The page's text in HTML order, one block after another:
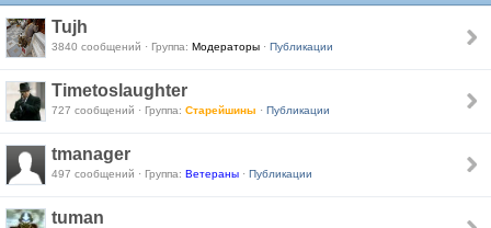
Tujh
3840 сообщений · Группа: Модераторы · Публикации
Timetoslaughter
727 сообщений · Группа: Старейшины · Публикации
tmanager
497 сообщений · Группа: Ветераны · Публикации
tuman